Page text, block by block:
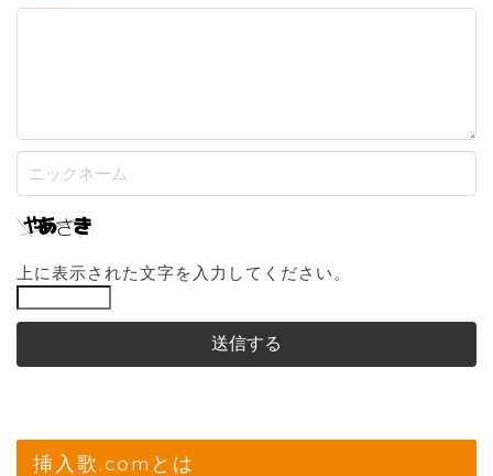
上に表示された文字を入力してください。
挿入歌.comとは